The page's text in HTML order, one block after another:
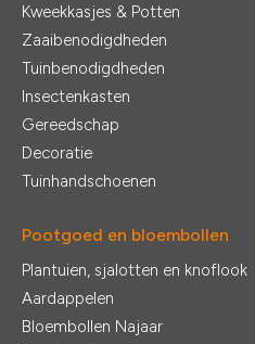
Kweekkasjes & Potten
Zaaibenodigdheden
Tuinbenodigdheden
Insectenkasten
Gereedschap
Decoratie
Tuinhandschoenen
Pootgoed en bloembollen
Plantuien, sjalotten en knoflook
Aardappelen
Bloembollen Najaar